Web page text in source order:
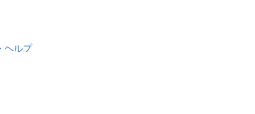
ヘルプ